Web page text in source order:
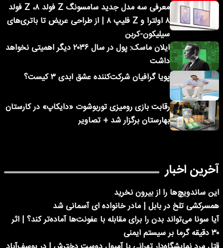
معرفی سه مدل جدید سامسونگ Z فولد ۸، Z فولد
۸ اولترا و Z فلیپ ۸ | از طراحی عریض تا باتری‌های
سیلیکون-کربن
ایلان ماسک: پول در سال ۲۰۳۶ دیگر اهمیتی نخواهد
داشت
پویا گرافیان شرکت‌کننده عشق ابدی ۳ کیست؟
رقابت بازی رومیزی توربوشوت «دایکاپ» در کارستان
بهارستان برگزار شد + تصاویر
آخرین اخبار
این ساندویچ‌ها را از بیرون نخرید
همسرکشی تلخ در بابل | مادر خانواده ای آسمانی شد
آیا سونا می‌تواند بدن را برای مقابله با عفونت‌ها آماده‌تر کند؟ | اثر
۳۰ دقیقه گرما بر سیستم ایمنی